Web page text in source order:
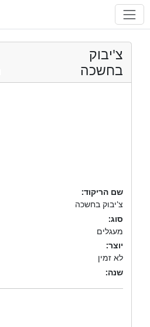
צ'יבוק
בחשכה
שם הריקוד:
צ'יבוק בחשכה
סוג:
מעגלים
יוצר:
לא זמין
שנה: